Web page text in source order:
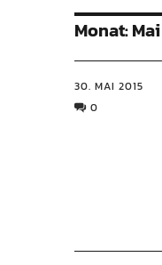
Monat:
30. MAI 2015
0